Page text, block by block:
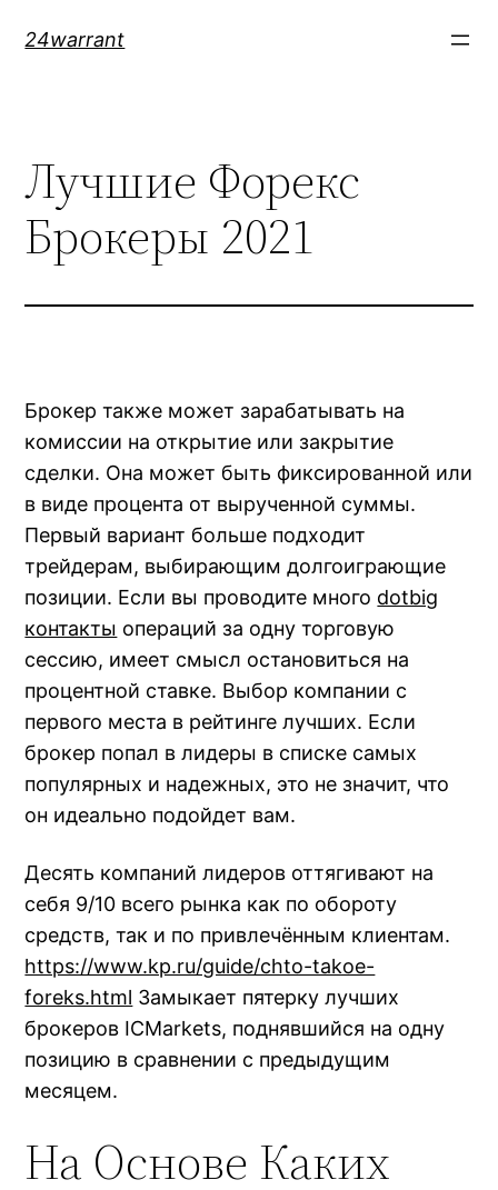
24warrant
Лучшие Форекс
Брокеры 2021
Брокер также может зарабатывать на
комиссии на открытие или закрытие
сделки. Она может быть фиксированной или
в виде процента от вырученной суммы.
Первый вариант больше подходит
трейдерам, выбирающим долгоиграющие
позиции. Если вы проводите много dotbig
контакты операций за одну торговую
сессию, имеет смысл остановиться на
процентной ставке. Выбор компании с
первого места в рейтинге лучших. Если
брокер попал в лидеры в списке самых
популярных и надежных, это не значит, что
он идеально подойдет вам.
Десять компаний лидеров оттягивают на
себя 9/10 всего рынка как по обороту
средств, так и по привлечённым клиентам.
https://www.kp.ru/guide/chto-takoe-
foreks.html Замыкает пятерку лучших
брокеров ICMarkets, поднявшийся на одну
позицию в сравнении с предыдущим
месяцем.
На Основе Каких